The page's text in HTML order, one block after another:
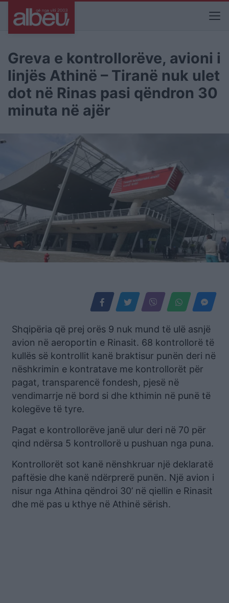
Greva e kontrollorëve, avioni i
linjës Athinë – Tiranë nuk ulet
dot në Rinas pasi qëndron 30
minuta në ajër
Shqipëria që prej orës 9 nuk mund të ulë asnjë
avion në aeroportin e Rinasit. 68 kontrollorë të
kullës së kontrollit kanë braktisur punën deri në
nëshkrimin e kontratave me kontrollorët për
pagat, transparencë fondesh, pjesë në
vendimarrje në bord si dhe kthimin në punë të
kolegëve të tyre.
Pagat e kontrollorëve janë ulur deri në 70 për
qind ndërsa 5 kontrollorë u pushuan nga puna.
Kontrollorët sot kanë nënshkruar një deklaratë
paftësie dhe kanë ndërprerë punën. Një avion i
nisur nga Athina qëndroi 30’ në qiellin e Rinasit
dhe më pas u kthye në Athinë sërish.